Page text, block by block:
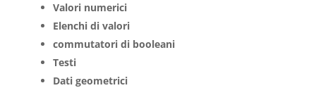
Valori numerici
Elenchi di valori
commutatori di booleani
Testi
Dati geometrici